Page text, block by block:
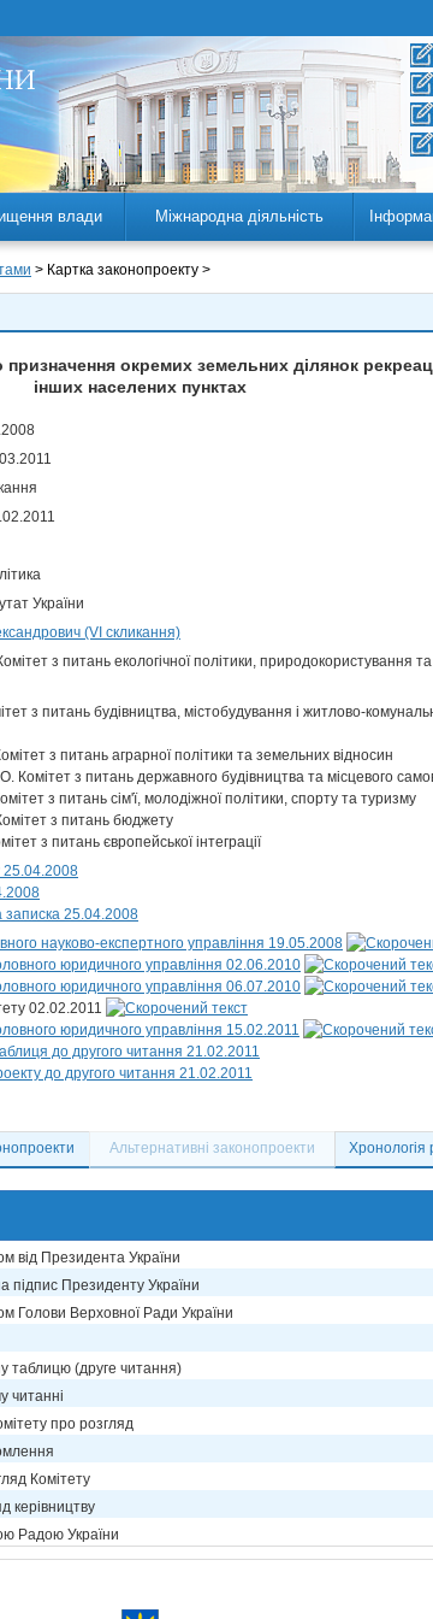
влади Міжнародна діяльність
> Картка законопроекту >
окремих земельних ділянок
інших населених пунктах
України
(VI скликання)
з питань екологічної політики, природокористування та
з питань будівництва, містобудування і житлово-
з питань аграрної політики та земельних відносин
Комітет з питань державного будівництва та місцевого
з питань сім'ї, молодіжної політики, спорту та туризму
з питань бюджету
з питань європейської інтеграції
25.04.2008
25.04.2008
науково-експертного управління 19.05.2008
юридичного управління 02.06.2010
юридичного управління 06.07.2010
02.02.2011
юридичного управління 15.02.2011
до другого читання 21.02.2011
до другого читання 21.02.2011
Альтернативні законопроекти Хронологія
від Президента України
підпис Президенту України
Голови Верховної Ради України
таблицю (друге читання)
читанні
про розгляд
Комітету
керівництву
Радою України